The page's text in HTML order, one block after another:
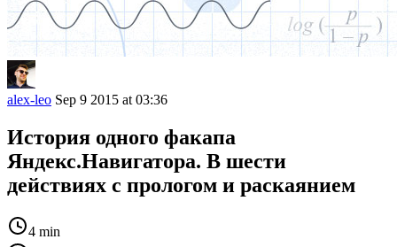
alex-leo Sep 9 2015 at 03:36
История одного факапа
Яндекс.Навигатора. В шести
действиях с прологом и раскаянием
4 min